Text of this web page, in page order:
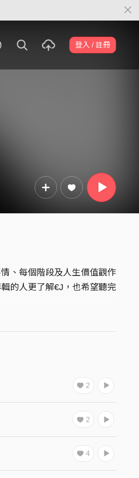
登入 / 註冊
、每個階段及人生價值觀作
的人更了解€J，也希望聽完
2
2
4